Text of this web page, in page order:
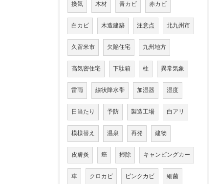
換気 木材 青カビ 赤カビ
白カビ 木造建築 注意点 北九州市
久留米市 欠陥住宅 九州地方
高気密住宅 下駄箱 柱 異常気象
雷雨 線状降水帯 加湿器 湿度
日当たり 予防 製造工場 白アリ
模様替え 温泉 再発 建物
皮膚炎 癌 掃除 キャンピングカー
車 クロカビ ピンクカビ 細菌